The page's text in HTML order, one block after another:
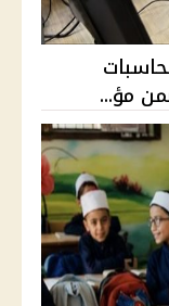
الحاسبات
مؤ...